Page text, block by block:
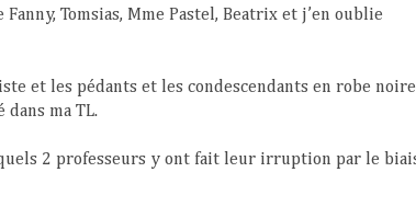
Tomsias, Mme Pastel, Beatrix et j’en oublie
et les pédants et les condescendants en robe
dans ma TL.
2 professeurs y ont fait leur irruption par le